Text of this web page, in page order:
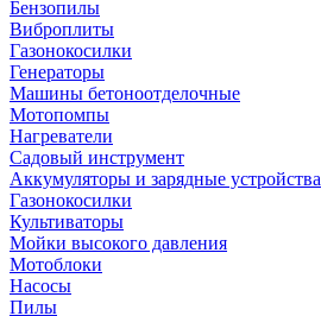
Бензопилы
Виброплиты
Газонокосилки
Генераторы
Машины бетоноотделочные
Мотопомпы
Нагреватели
Садовый инструмент
Аккумуляторы и зарядные устройства
Газонокосилки
Культиваторы
Мойки высокого давления
Мотоблоки
Насосы
Пилы